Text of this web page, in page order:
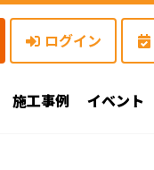
ログイン
施工事例 イベント